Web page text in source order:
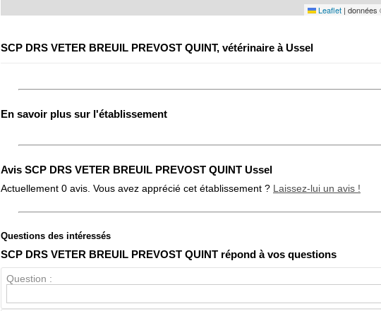
Leaflet | données
SCP DRS VETER BREUIL PREVOST QUINT, vétérinaire à Ussel
En savoir plus sur l'établissement
Avis SCP DRS VETER BREUIL PREVOST QUINT Ussel
Actuellement 0 avis. Vous avez apprécié cet établissement ? Laissez-lui un avis !
Note globale
Avis Clients
Questions des intéressés
SCP DRS VETER BREUIL PREVOST QUINT répond à vos questions
Question :